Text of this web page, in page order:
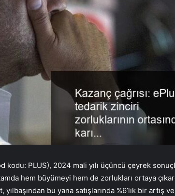
kodu: PLUS), 2024 mali yılı üçüncü çeyrek
hem büyümeyi hem de zorlukları ortaya
yılbaşından bu yana satışlarında %6’lık bir